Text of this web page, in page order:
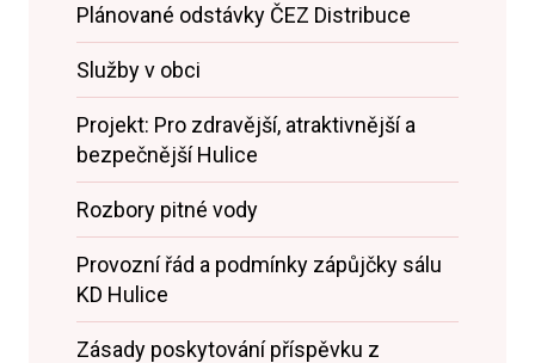
Plánované odstávky ČEZ Distribuce
Služby v obci
Projekt: Pro zdravější, atraktivnější a
bezpečnější Hulice
Rozbory pitné vody
Provozní řád a podmínky zápůjčky sálu
KD Hulice
Zásady poskytování příspěvku z